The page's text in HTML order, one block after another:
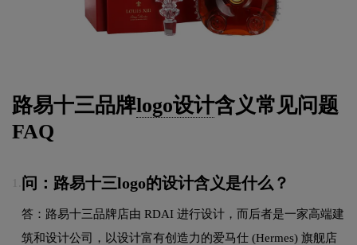
路易十三品牌logo设计含义常见问题
FAQ
问：路易十三logo的设计含义是什么？
答：路易十三品牌店由 RDAI 进行设计，而后者是一家高端建
筑和设计公司，以设计富有创造力的爱马仕 (Hermes) 旗舰店